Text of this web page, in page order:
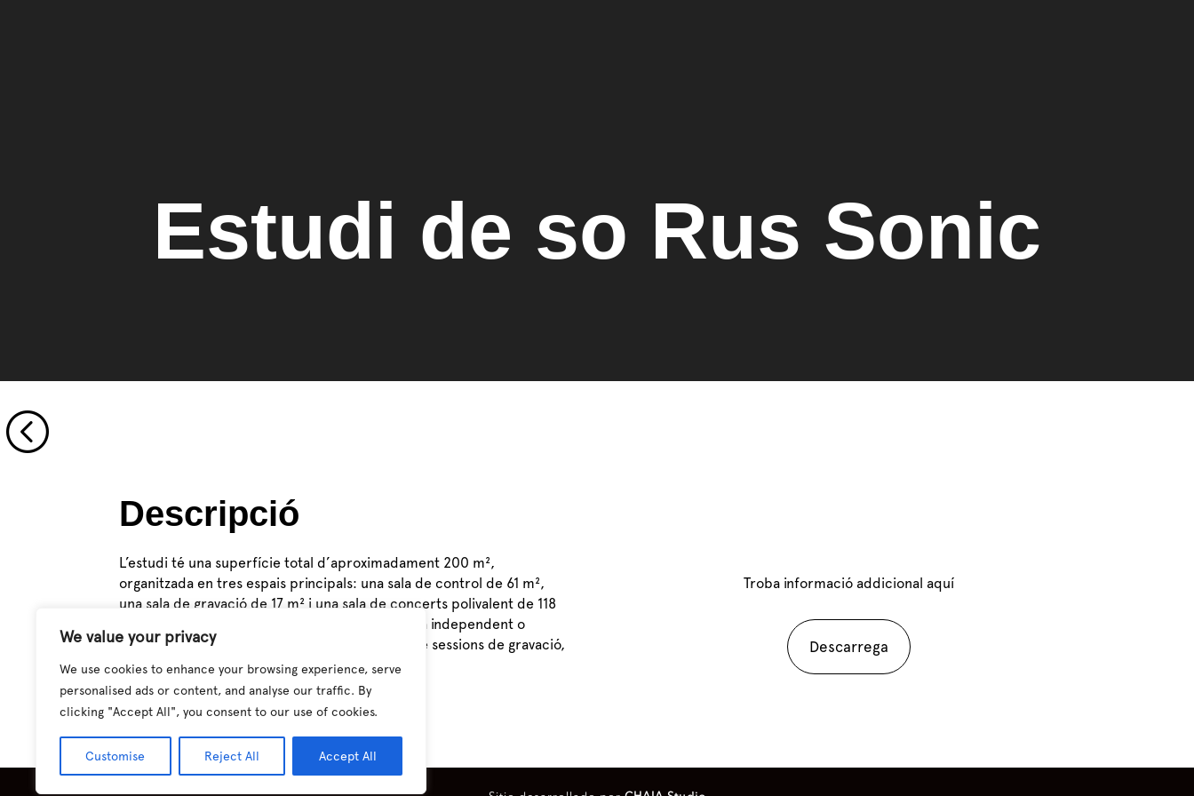
We value your privacy
We use cookies to enhance your browsing experience, serve
personalised ads or content, and analyse our traffic. By
clicking "Accept All", you consent to our use of cookies.
Customise Reject All Accept All
Estudi de so Rus Sonic
<
Descripció
L’estudi té una superfície total d’aproximadament 200 m²,
organitzada en tres espais principals: una sala de control de 61 m²,
una sala de gravació de 17 m² i una sala de concerts polivalent de 118
m². Aquestes zones poden funcionar de manera independent o
simultània, cosa que permet un ús flexible entre sessions de gravació,
assajos, gravacions en directe i formats híbrids.
Troba informació addicional aquí
Descarrega